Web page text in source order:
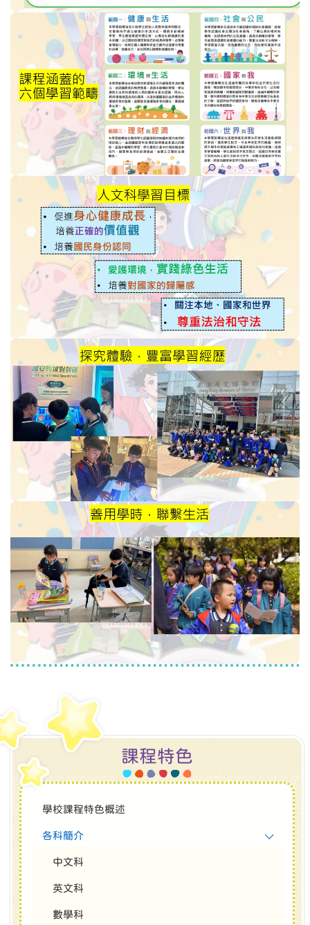
課程特色
學校課程特色概述
各科簡介
中文科
英文科
數學科